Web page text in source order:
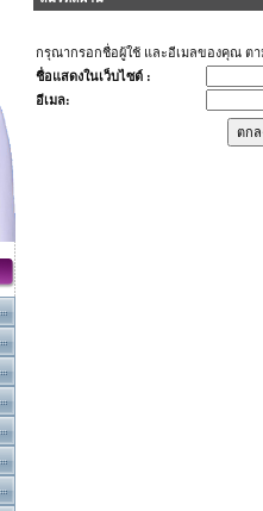
กรุณากรอกชื่อผู้ใช้ และอีเมลของคุณ ต
ชื่อแสดงในเว็บไซต์ :
อีเมล: